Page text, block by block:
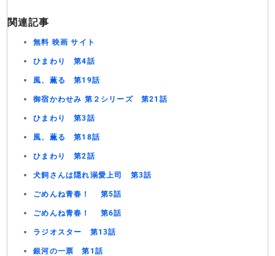
関連記事
無料 映画 サイト
ひまわり 第4話
風、薫る 第19話
御宿かわせみ 第２シリーズ 第21話
ひまわり 第3話
風、薫る 第18話
ひまわり 第2話
犬飼さんは隠れ溺愛上司 第3話
ごめんね青春！ 第5話
ごめんね青春！ 第6話
ラジオスター 第13話
銀河の一票 第1話